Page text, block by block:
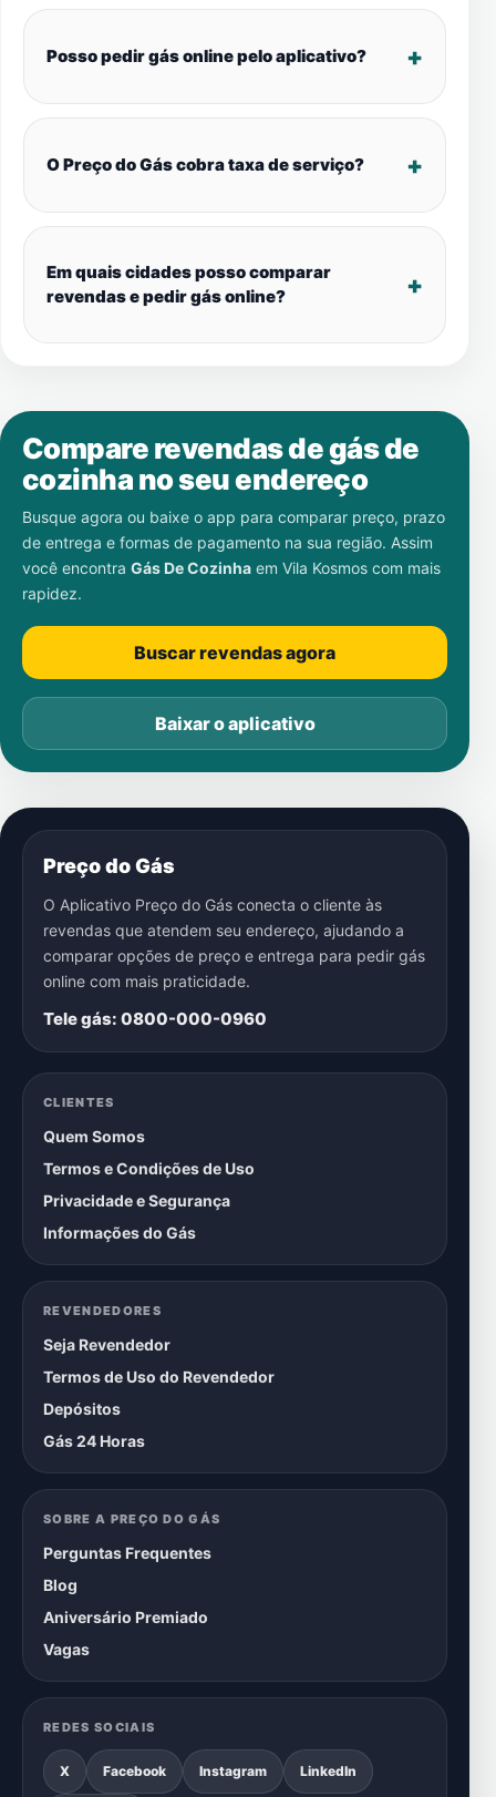
Posso pedir gás online pelo aplicativo?
O Preço do Gás cobra taxa de serviço?
Em quais cidades posso comparar
revendas e pedir gás online?
Compare revendas de gás de
cozinha no seu endereço
Busque agora ou baixe o app para comparar preço, prazo
de entrega e formas de pagamento na sua região. Assim
você encontra Gás De Cozinha em Vila Kosmos com mais
rapidez.
Buscar revendas agora
Baixar o aplicativo
Preço do Gás
O Aplicativo Preço do Gás conecta o cliente às
revendas que atendem seu endereço, ajudando a
comparar opções de preço e entrega para pedir gás
online com mais praticidade.
Tele gás: 0800-000-0960
CLIENTES
Quem Somos
Termos e Condições de Uso
Privacidade e Segurança
Informações do Gás
REVENDEDORES
Seja Revendedor
Termos de Uso do Revendedor
Depósitos
Gás 24 Horas
SOBRE A PREÇO DO GÁS
Perguntas Frequentes
Blog
Aniversário Premiado
Vagas
REDES SOCIAIS
X Facebook Instagram LinkedIn